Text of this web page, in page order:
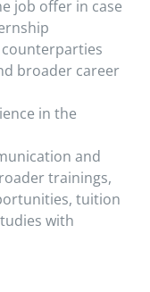
job offer in case
broader career
in the
and
trainings,
tuition
with